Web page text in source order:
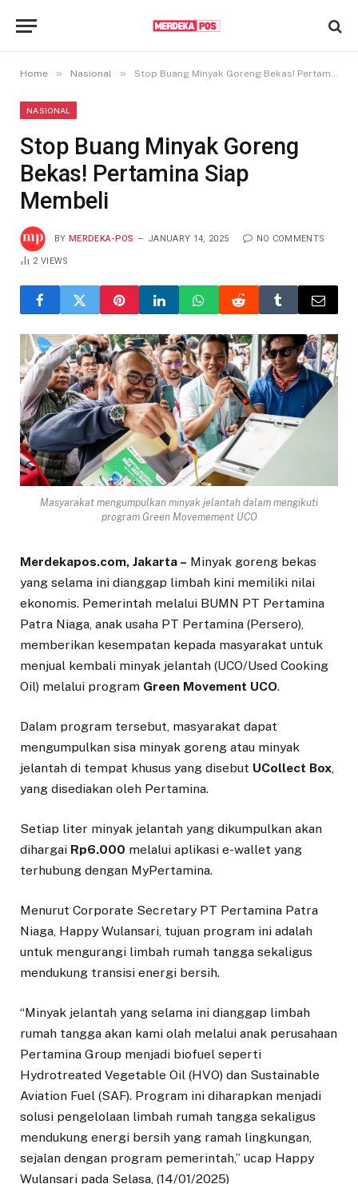
Home » Nasional » Stop Buang Minyak Goreng Bekas! Pertamina Siap Membeli
NASIONAL
Stop Buang Minyak Goreng
Bekas! Pertamina Siap
Membeli
BY MERDEKA-POS JANUARY 14, 2025 NO COMMENTS
2VIEWS
Masyarakat mengumpulkan minyak jelantah dalam mengikuti
program Green Movemement UCO
Merdekapos.com, Jakarta – Minyak goreng bekas
yang selama ini dianggap limbah kini memiliki nilai
ekonomis. Pemerintah melalui BUMN PT Pertamina
Patra Niaga, anak usaha PT Pertamina (Persero),
memberikan kesempatan kepada masyarakat untuk
menjual kembali minyak jelantah (UCO/Used Cooking
Oil) melalui program Green Movement UCO.
Dalam program tersebut, masyarakat dapat
mengumpulkan sisa minyak goreng atau minyak
jelantah di tempat khusus yang disebut UCollect Box,
yang disediakan oleh Pertamina.
Setiap liter minyak jelantah yang dikumpulkan akan
dihargai Rp6.000 melalui aplikasi e-wallet yang
terhubung dengan MyPertamina.
Menurut Corporate Secretary PT Pertamina Patra
Niaga, Happy Wulansari, tujuan program ini adalah
untuk mengurangi limbah rumah tangga sekaligus
mendukung transisi energi bersih.
“Minyak jelantah yang selama ini dianggap limbah
rumah tangga akan kami olah melalui anak perusahaan
Pertamina Group menjadi biofuel seperti
Hydrotreated Vegetable Oil (HVO) dan Sustainable
Aviation Fuel (SAF). Program ini diharapkan menjadi
solusi pengelolaan limbah rumah tangga sekaligus
mendukung energi bersih yang ramah lingkungan,
sejalan dengan program pemerintah,” ucap Happy
Wulansari pada Selasa, (14/01/2025)